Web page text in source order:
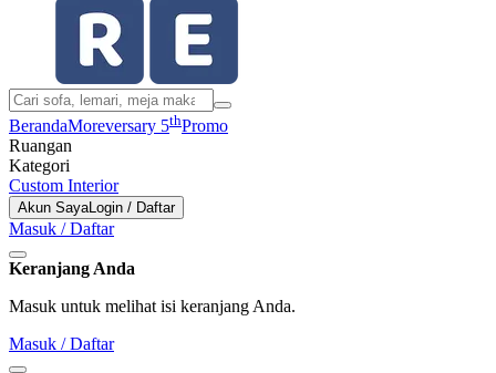
BerandaMoreversary 5thPromo
Ruangan
Kategori
Custom Interior
Akun SayaLogin / Daftar
Masuk / Daftar
Keranjang Anda
Masuk untuk melihat isi keranjang Anda.
Masuk / Daftar